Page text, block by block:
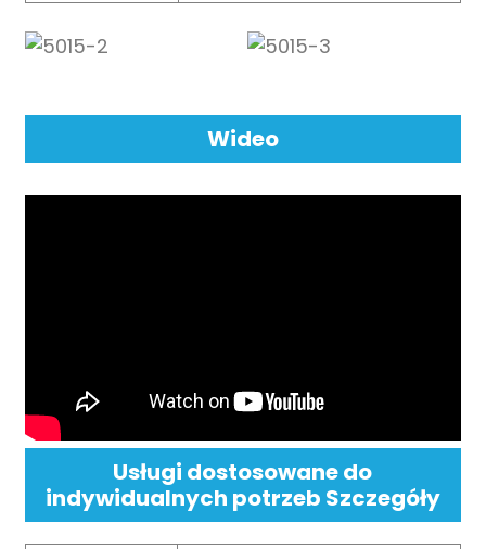
Wideo
Usługi dostosowane do
indywidualnych potrzeb Szczegóły